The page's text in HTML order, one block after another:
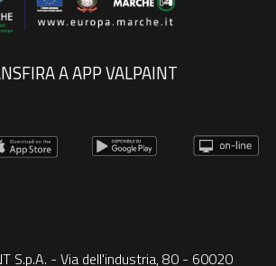
A APP VALPAINT
S.p.A. - Via dell'industria, 80 - 60020